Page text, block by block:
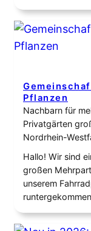
rund 1900 qm
der Bienen
fühlbar macht.
Pflanzen
Nachbarn für
Privatgärten
Nordrhein-
Hallo! Wir sind
großen
unserem
verschönert
weggeworfen